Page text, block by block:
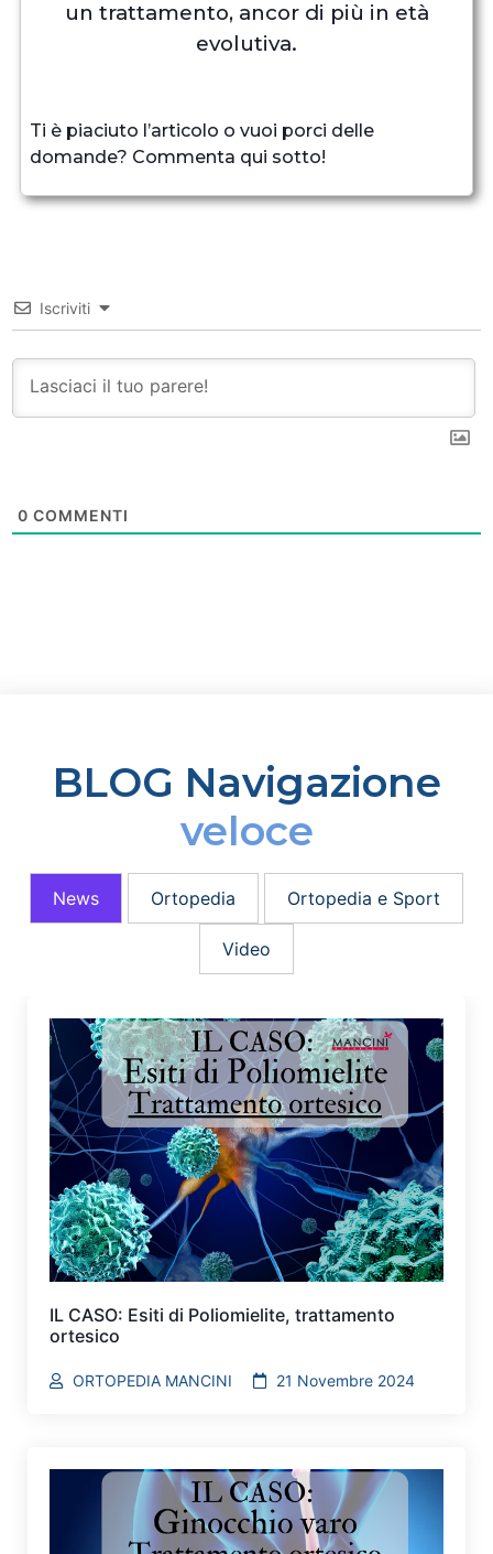
un trattamento, ancor di più in età
evolutiva.
Ti è piaciuto l’articolo o vuoi porci delle
domande? Commenta qui sotto!
Iscriviti
0 COMMENTI
BLOG Navigazione
veloce
News Ortopedia Ortopedia e Sport
Video
IL CASO: Esiti di Poliomielite, trattamento
ortesico
ORTOPEDIA MANCINI 21 Novembre 2024